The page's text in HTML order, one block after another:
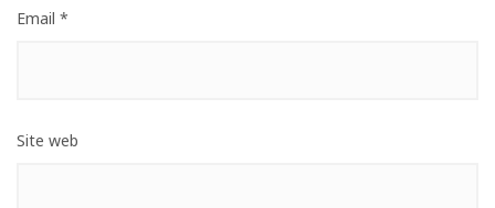
Email *
Site web